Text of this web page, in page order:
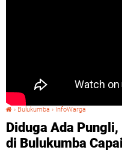
› Bulukumba › InfoWarga
Diduga Ada
di Bulukumba